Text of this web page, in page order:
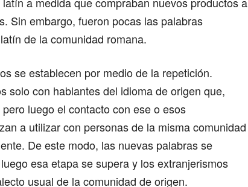
Sin embargo, fueron pocas las palabras
de la comunidad romana.
se establecen por medio de la repetición.
solo con hablantes del idioma de origen que,
luego el contacto con ese o esos
a utilizar con personas de la misma comunidad
De este modo, las nuevas palabras se
esa etapa se supera y los extranjerismos
usual de la comunidad de origen.